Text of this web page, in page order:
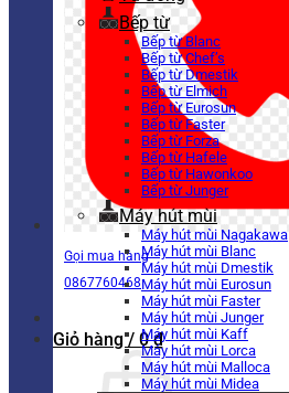
Gọi mua hàng
0867760468
Giỏ hàng / 0₫
Bếp từ
Bếp từ Blanc
Bếp từ Chef’s
Bếp từ Dmestik
Bếp từ Elmich
Bếp từ Eurosun
Bếp từ Faster
Bếp từ Forza
Bếp từ Hafele
Bếp từ Hawonkoo
Bếp từ Junger
Máy hút mùi
Máy hút mùi Nagakawa
Máy hút mùi Blanc
Máy hút mùi Dmestik
Máy hút mùi Eurosun
Máy hút mùi Faster
Máy hút mùi Junger
Máy hút mùi Kaff
Máy hút mùi Lorca
Máy hút mùi Malloca
Máy hút mùi Midea